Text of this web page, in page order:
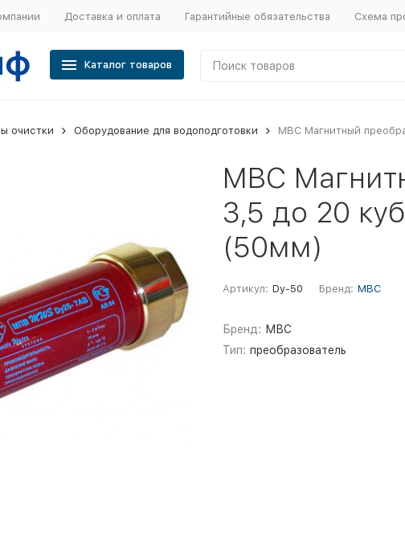
Доставка и оплата Гарантийные обязательства Схема
Каталог товаров
очистки Оборудование для водоподготовки МВС Магнитный
МВС
3,5 до 20
(50мм)
Артикул: Dy-50 Бренд: МВС
Бренд: МВС
Тип: преобразователь